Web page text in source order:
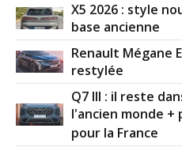
X5 2026 : style
base ancienne
Renault Mégane
restylée
Q7 III : il reste
l'ancien monde +
pour la France